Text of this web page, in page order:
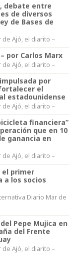
debate entre
de diversos
de Bases de
de Ajó, el diarito –
por Carlos Marx
de Ajó, el diarito –
por
el
estadounidense
de Ajó, el diarito –
financiera”
que en 10
ganancia en
de Ajó, el diarito –
el primer
a los socios
Diario Mar de
Pepe Mujica en
del Frente
de Ajó, el diarito –